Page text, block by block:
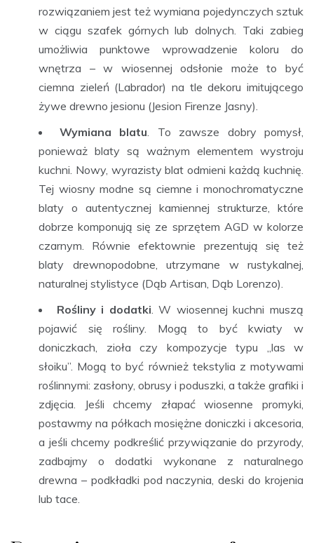
rozwiązaniem jest też wymiana pojedynczych sztuk
w ciągu szafek górnych lub dolnych. Taki zabieg
umożliwia punktowe wprowadzenie koloru do
wnętrza – w wiosennej odsłonie może to być
ciemna zieleń (Labrador) na tle dekoru imitującego
żywe drewno jesionu (Jesion Firenze Jasny).
Wymiana blatu . To zawsze dobry pomysł,
ponieważ blaty są ważnym elementem wystroju
kuchni. Nowy, wyrazisty blat odmieni każdą kuchnię.
Tej wiosny modne są ciemne i monochromatyczne
blaty o autentycznej kamiennej strukturze, które
dobrze komponują się ze sprzętem AGD w kolorze
czarnym. Równie efektownie prezentują się też
blaty drewnopodobne, utrzymane w rustykalnej,
naturalnej stylistyce (Dąb Artisan, Dąb Lorenzo).
Rośliny i dodatki . W wiosennej kuchni muszą
pojawić się rośliny. Mogą to być kwiaty w
doniczkach, zioła czy kompozycje typu „las w
słoiku”. Mogą to być również tekstylia z motywami
roślinnymi: zasłony, obrusy i poduszki, a także grafiki i
zdjęcia. Jeśli chcemy złapać wiosenne promyki,
postawmy na półkach mosiężne doniczki i akcesoria,
a jeśli chcemy podkreślić przywiązanie do przyrody,
zadbajmy o dodatki wykonane z naturalnego
drewna – podkładki pod naczynia, deski do krojenia
lub tace.